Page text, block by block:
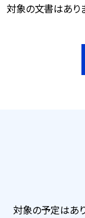
対象の文書はあり
対象の予定はあ